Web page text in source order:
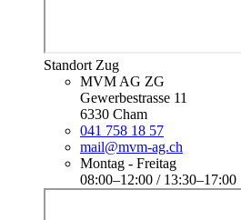
Standort Zug
MVM AG ZG
Gewerbestrasse 11
6330 Cham
041 758 18 57
mail@mvm-ag.ch
Montag - Freitag
08:00–12:00 / 13:30–17:00